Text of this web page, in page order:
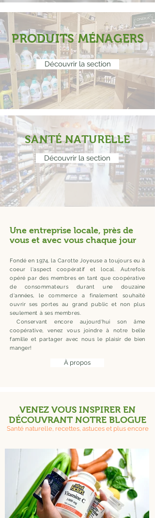
PRODUITS MÉNAGERS
Découvrir la section
SANTÉ NATURELLE
Découvrir la section
Une entreprise locale, près de
vous et avec vous chaque jour
Fondé en 1974, la Carotte Joyeuse a toujours eu à
coeur l'aspect coopératif et local. Autrefois
opéré par des membres en tant que coopérative
de consommateurs durant une douzaine
d'années, le commerce a finalement souhaité
ouvrir ses portes au grand public et non plus
seulement à ses membres.
Conservant encore aujourd'hui son âme
coopérative, venez vous joindre à notre belle
famille et partager avec nous le plaisir de bien
manger!
À propos
VENEZ VOUS INSPIRER EN
DÉCOUVRANT NOTRE BLOGUE
Santé naturelle, recettes, astuces et plus encore